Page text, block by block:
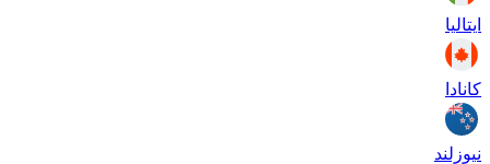
ایتالیا
کانادا
نیوزلند